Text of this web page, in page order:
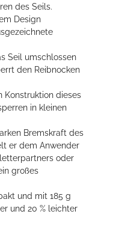
des Seils.
Design
Seil umschlossen
den Reibnocken
Konstruktion dieses
in kleinen
Bremskraft des
er dem Anwender
oder
großes
und mit 185 g
und 20 % leichter